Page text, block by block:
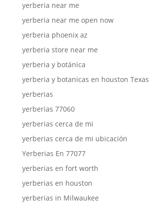
yerberia near me
yerberia near me open now
yerberia phoenix az
yerberia store near me
yerberia y botánica
yerberia y botanicas en houston Texas
yerberias
yerberias 77060
yerberias cerca de mi
yerberias cerca de mi ubicación
Yerberias En 77077
yerberias en fort worth
yerberias en houston
yerberias in Milwaukee